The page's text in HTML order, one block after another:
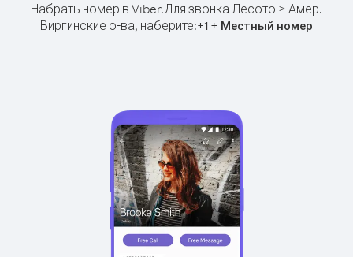
Набрать номер в Viber.Для звонка Лесото > Амер.
Виргинские о-ва, наберите:+1 + Местный номер